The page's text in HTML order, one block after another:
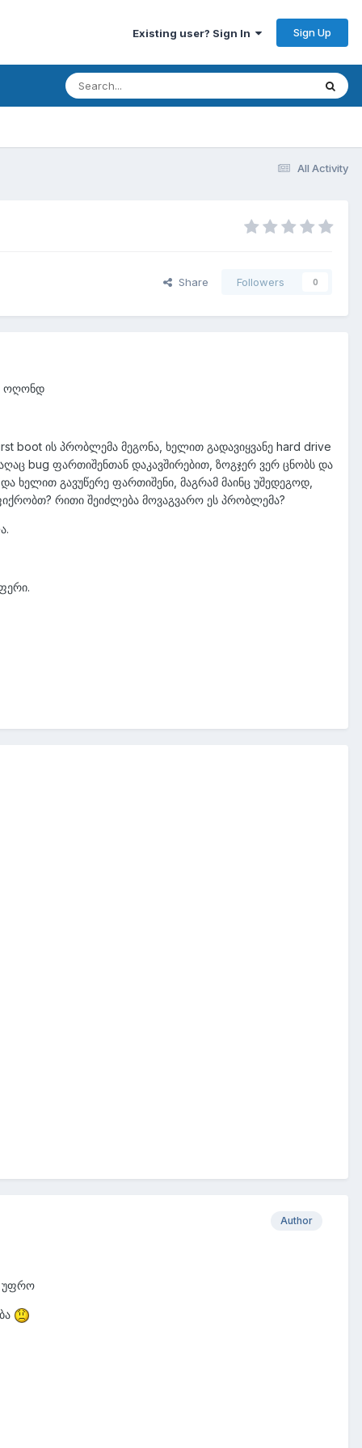
Existing user? Sign In Sign Up
All Activity
Share Followers 0
ოღონდ
boot ის პრობლემა მეგონა, ხელით გადავიყვანე hard drive
bug ფართიშენთან დაკავშირებით, ზოგჯერ ვერ ცნობს და
ხელით გავუწერე ფართიშენი, მაგრამ მაინც უშედეგოდ,
რითი შეიძლება მოვაგვარო ეს პრობლემა?
Author
უფრო